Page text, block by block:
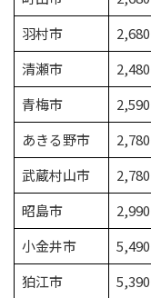
羽村市
清瀬市
青梅市
あきる野市
武蔵村山市
昭島市
小金井市
狛江市